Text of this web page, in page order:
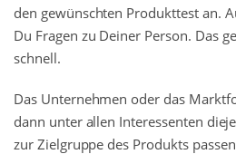
den gewünschten Produkttest an.
Du Fragen zu Deiner Person. Das
schnell.
Das Unternehmen oder das
dann unter allen Interessenten
zur Zielgruppe des Produkts